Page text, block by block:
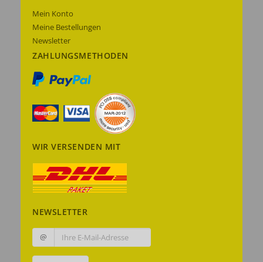
Mein Konto
Meine Bestellungen
Newsletter
ZAHLUNGSMETHODEN
WIR VERSENDEN MIT
NEWSLETTER
@